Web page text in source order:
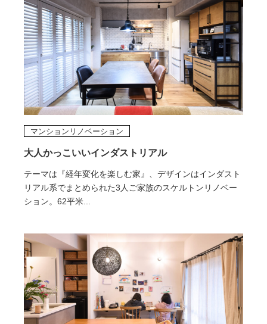
大人かっこいいインダストリアル
テーマは『経年変化を楽しむ家』、デザインはインダスト
リアル系でまとめられた3人ご家族のスケルトンリノベー
ション。62平米...
マンションリノベーション